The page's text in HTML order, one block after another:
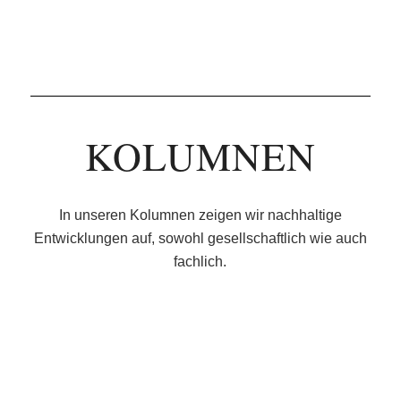
KOLUMNEN
In unseren Kolumnen zeigen wir nachhaltige
Entwicklungen auf, sowohl gesellschaftlich wie auch
fachlich.